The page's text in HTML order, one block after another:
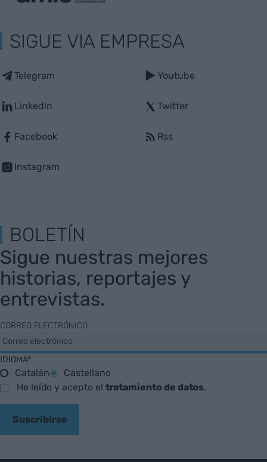
SIGUE VIA EMPRESA
Telegram
Linkedin
Facebook
Instagram
Youtube
Twitter
Rss
BOLETÍN
Sigue nuestras mejores
historias, reportajes y
entrevistas.
CORREO ELECTRÓNICO
IDIOMA*
Catalán
Castellano
He leído y acepto el tratamiento de datos.
Suscribirse